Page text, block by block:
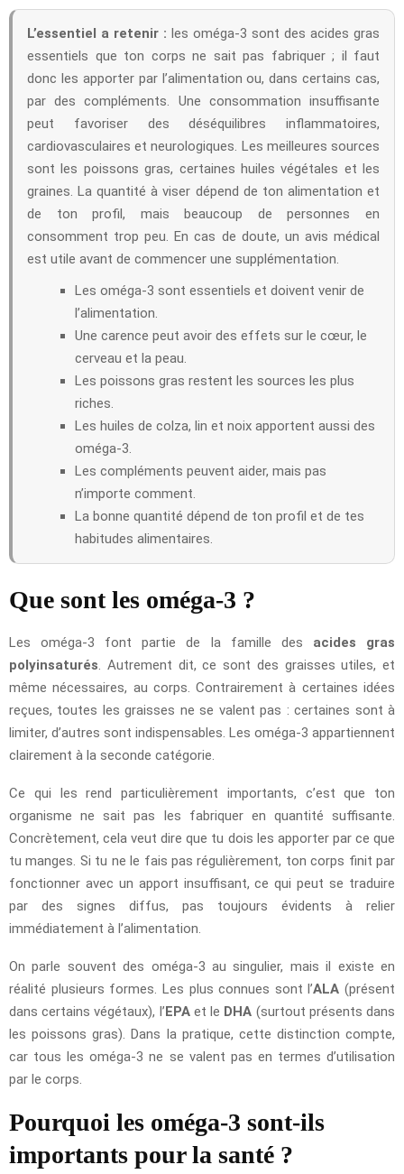
L’essentiel a retenir : les oméga-3 sont des acides gras
essentiels que ton corps ne sait pas fabriquer ; il faut
donc les apporter par l’alimentation ou, dans certains cas,
par des compléments. Une consommation insuffisante
peut favoriser des déséquilibres inflammatoires,
cardiovasculaires et neurologiques. Les meilleures sources
sont les poissons gras, certaines huiles végétales et les
graines. La quantité à viser dépend de ton alimentation et
de ton profil, mais beaucoup de personnes en
consomment trop peu. En cas de doute, un avis médical
est utile avant de commencer une supplémentation.
Les oméga-3 sont essentiels et doivent venir de
l’alimentation.
Une carence peut avoir des effets sur le cœur, le
cerveau et la peau.
Les poissons gras restent les sources les plus
riches.
Les huiles de colza, lin et noix apportent aussi des
oméga-3.
Les compléments peuvent aider, mais pas
n’importe comment.
La bonne quantité dépend de ton profil et de tes
habitudes alimentaires.
Que sont les oméga-3 ?
Les oméga-3 font partie de la famille des acides gras
polyinsaturés . Autrement dit, ce sont des graisses utiles, et
même nécessaires, au corps. Contrairement à certaines idées
reçues, toutes les graisses ne se valent pas : certaines sont à
limiter, d’autres sont indispensables. Les oméga-3 appartiennent
clairement à la seconde catégorie.
Ce qui les rend particulièrement importants, c’est que ton
organisme ne sait pas les fabriquer en quantité suffisante.
Concrètement, cela veut dire que tu dois les apporter par ce que
tu manges. Si tu ne le fais pas régulièrement, ton corps finit par
fonctionner avec un apport insuffisant, ce qui peut se traduire
par des signes diffus, pas toujours évidents à relier
immédiatement à l’alimentation.
On parle souvent des oméga-3 au singulier, mais il existe en
réalité plusieurs formes. Les plus connues sont l’ALA (présent
dans certains végétaux), l’EPAet le DHA (surtout présents dans
les poissons gras). Dans la pratique, cette distinction compte,
car tous les oméga-3 ne se valent pas en termes d’utilisation
par le corps.
Pourquoi les oméga-3 sont-ils
importants pour la santé ?